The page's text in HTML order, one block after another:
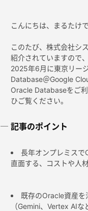
こんにちは、まるたけで
このたび、株式会社シ
紹介されていますので
2025年6月に東京リー
Database＠Google
Oracle Databaseをご
ひご覧ください。
記事のポイント
長年オンプレミス
直面する、コストや人
既存のOracle資産を
（Gemini、Vertex AI